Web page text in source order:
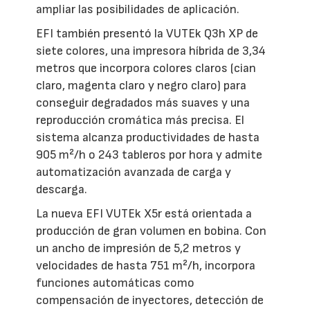
ampliar las posibilidades de aplicación.
EFI también presentó la VUTEk Q3h XP de
siete colores, una impresora híbrida de 3,34
metros que incorpora colores claros (cian
claro, magenta claro y negro claro) para
conseguir degradados más suaves y una
reproducción cromática más precisa. El
sistema alcanza productividades de hasta
905 m²/h o 243 tableros por hora y admite
automatización avanzada de carga y
descarga.
La nueva EFI VUTEk X5r está orientada a
producción de gran volumen en bobina. Con
un ancho de impresión de 5,2 metros y
velocidades de hasta 751 m²/h, incorpora
funciones automáticas como
compensación de inyectores, detección de